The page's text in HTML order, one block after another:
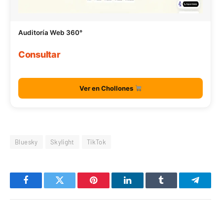
Auditoría Web 360°
Consultar
Ver en Chollones
Bluesky Skylight TikTok
FacebookTwitter Pinterest LinkedInTumblr